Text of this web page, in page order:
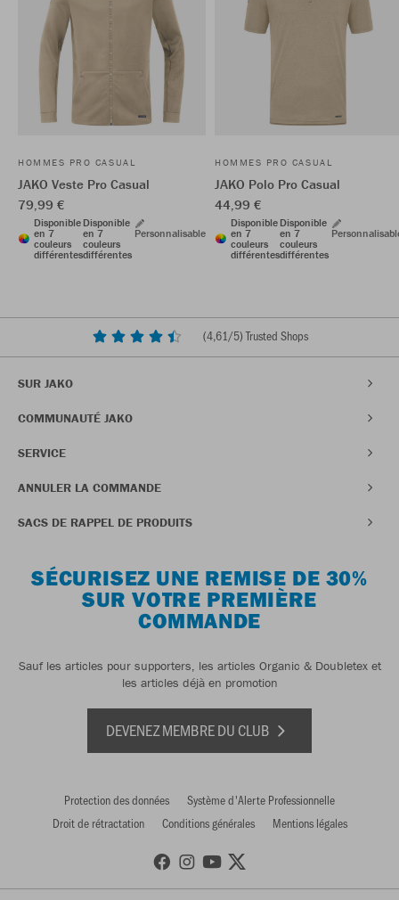
HOMMES PRO CASUAL
JAKO Veste Pro Casual
79,99 €
Disponible
en 7
couleurs
différentes
Disponible
en 7
couleurs
différentes
Personnalisable
HOMMES PRO CASUAL
JAKO Polo Pro Casual
44,99 €
Disponible
en 7
couleurs
différentes
Disponible
en 7
couleurs
différentes
(4,61/5) Trusted Shops
SUR JAKO
COMMUNAUTÉ JAKO
SERVICE
ANNULER LA COMMANDE
SACS DE RAPPEL DE PRODUITS
SÉCURISEZ UNE REMISE DE 30%
SUR VOTRE PREMIÈRE
COMMANDE
Sauf les articles pour supporters, les articles Organic & Doubletex et
les articles déjà en promotion
DEVENEZ MEMBRE DU CLUB
Protection des données
Système d'Alerte Professionnelle
Droit de rétractation
Conditions générales Mentions légales